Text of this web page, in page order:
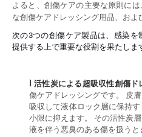
よると、創傷ケアの主要な原則に
な創傷ケアドレッシング用品、およ
次の3つの創傷ケア製品は、感染
提供する上で重要な役割を果たしま
l活性炭による超吸収性創傷ド
傷ケアドレッシングです。 皮
吸収して液体ロック層に保持
小限に抑えます。 その活性炭
液を伴う悪臭のある傷を扱うと